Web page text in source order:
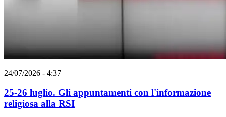
24/07/2026 - 4:37
25-26 luglio. Gli appuntamenti con l'informazione
religiosa alla RSI